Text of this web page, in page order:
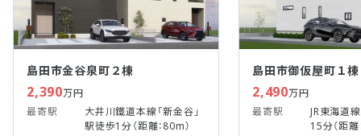
島田市金谷泉町２棟
2,390万円
最寄駅
大井川鐵道本線「新金谷」
駅徒歩1分（距離：80m）
島田市御仮屋町１棟
2,490万円
最寄駅
JR東海道
15分（距離